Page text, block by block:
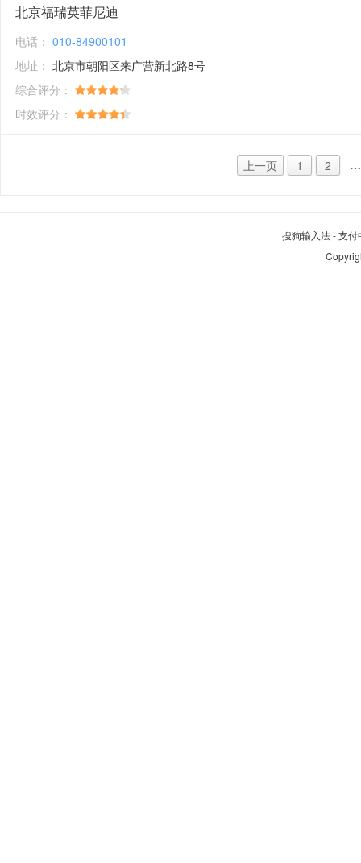
北京福瑞英菲尼迪
电话： 010-84900101
地址： 北京市朝阳区来广营新北路8号
综合评分：
时效评分：
上一页 1 2 …
搜狗输入法-支付